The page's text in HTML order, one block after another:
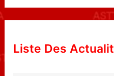
Liste Des